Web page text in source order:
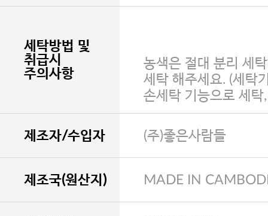
세탁방법 및
취급시
주의사항
농색은 절대 분리 세
세탁 해주세요. (세탁
손세탁 기능으로 세탁
제조자/수입자 (주)좋은사람들
제조국(원산지) MADE IN